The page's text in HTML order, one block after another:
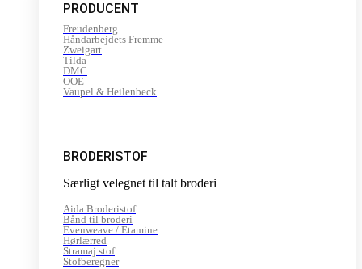
PRODUCENT
Freudenberg
Håndarbejdets Fremme
Zweigart
Tilda
DMC
OOE
Vaupel & Heilenbeck
BRODERISTOF
Særligt velegnet til talt broderi
Aida Broderistof
Bånd til broderi
Evenweave / Etamine
Hørlærred
Stramaj stof
Stofberegner